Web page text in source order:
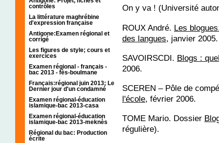
contrôles
La littérature maghrébine
d'expression française
Antigone:Examen régional et
corrigé
Les figures de style; cours et
exercices
Examen régional - français -
bac 2013 - fès-boulmane
Français:régional juin 2013; Le
Dernier jour d'un condamné
Examen régional-éducation
islamique-bac 2013-casa
Examen régional-éducation
islamique-bac 2013-meknès
Régional du bac: Production
écrite
On y va ! (Université
ROUX André. Les
des langues, janvier
SAVOIRSCDI. Blogs :
2006.
SCEREN – Pôle de
l'école, février 2006.
TOME Mario. Dossier
régulière).